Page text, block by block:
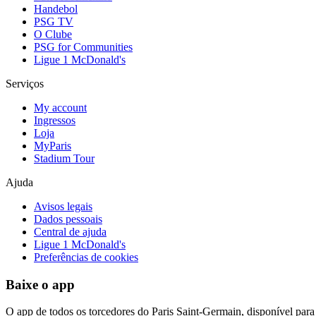
Handebol
PSG TV
O Clube
PSG for Communities
Ligue 1 McDonald's
Serviços
My account
Ingressos
Loja
MyParis
Stadium Tour
Ajuda
Avisos legais
Dados pessoais
Central de ajuda
Ligue 1 McDonald's
Preferências de cookies
Baixe o app
O app de todos os torcedores do Paris Saint-Germain, disponível